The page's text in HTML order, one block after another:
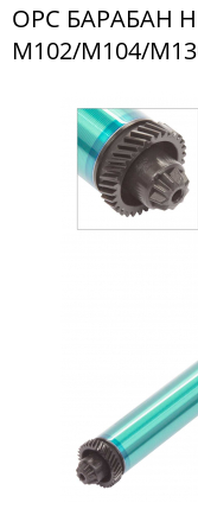
OPC БАРАБАН
M102/M104/